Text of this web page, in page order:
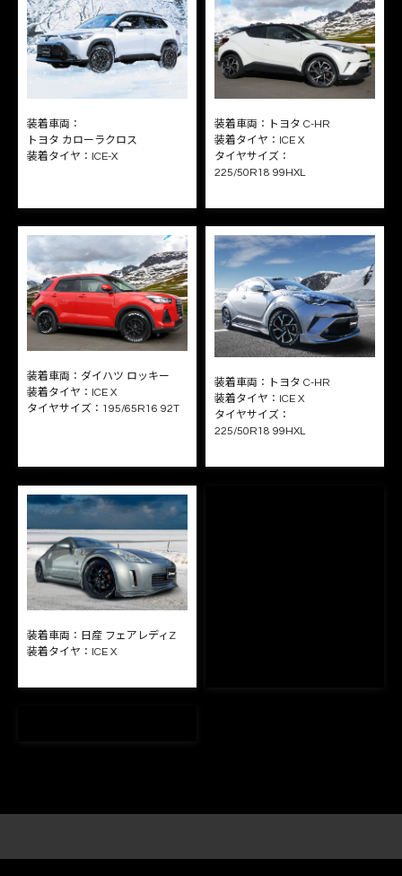
装着車両：
トヨタ カローラクロス
装着タイヤ： ICE-X
装着車両：
トヨタ C-HR
装着タイヤ： ICE X
タイヤサイズ：
225/50R18 99HXL
装着車両： ダイハツ ロッキー
装着タイヤ：
ICE X
タイヤサイズ： 195/65R16 92T
装着車両：
トヨタ C-HR
装着タイヤ：
ICE X
タイヤサイズ：
225/50R18 99HXL
装着車両：
日産 フェアレディZ
装着タイヤ： ICE X